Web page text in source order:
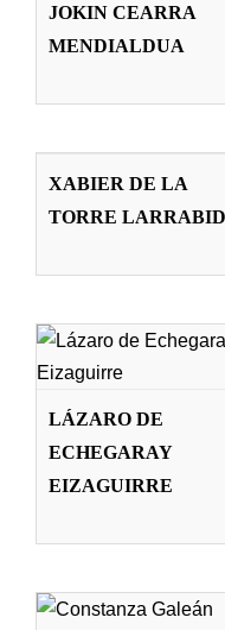
JOKIN CEARRA
MENDIALDUA
LARRABIDE
​XABIER DE LA
TORRE
EIZAGUIRRE
Profesorado
LÁZARO DE
ECHEGARAY
EIZAGUIRRE
CONSTANZA
GALEÁN PÉREZ